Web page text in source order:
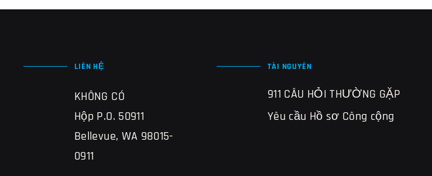
LIÊN HỆ
KHÔNG CÓ
Hộp P.O. 50911
Bellevue, WA 98015-
0911
TÀI NGUYÊN
911 CÂU HỎI THƯỜNG GẶP
Yêu cầu Hồ sơ Công cộng